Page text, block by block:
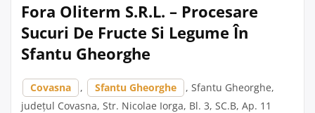
Fora Oliterm S.R.L. – Procesare
Sucuri De Fructe Si Legume În
Sfantu Gheorghe
Covasna , Sfantu Gheorghe
, Sfantu Gheorghe,
județul Covasna, Str. Nicolae Iorga, Bl. 3, SC.B, Ap. 11